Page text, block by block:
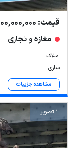
قیمت: 8,000,000,000 تومان
مغازه و تجاری
املاک
ساری
مشاهده جزییات
1 تصویر